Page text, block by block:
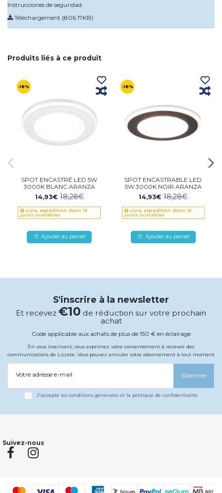
Instrucciones de seguridad
Téléchargement (806.17KB)
Produits liés à ce produit
-18%
SPOT ENCASTRÉ LED 5W
3000K BLANC ARANZA
14,93€18,28€
Livre, expédition dans 15
jours ouvrables
Ajouter au panier
-18%
SPOT ENCASTRABLE LED
5W 3000K NOIR ARANZA
14,93€18,28€
Livre, expédition dans 15
jours ouvrables
Ajouter au panier
S'inscrire à la newsletter
Et recevez €10 de réduction sur votre prochain
achat
Code applicable aux achats de plus de 150 € en éclairage
En vous inscrivant, vous exprimez votre consentement à recevoir des
communications de Lúzete. Vous pouvez annuler votre abonnement à tout moment
Votre adresse e-mail S’abonner
J'accepte les conditions générales et la politique de confidentialité
Suivez-nous